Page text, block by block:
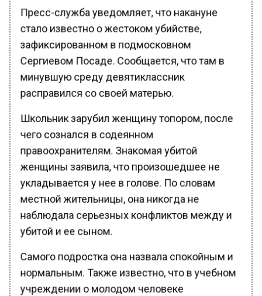
Пресс-служба уведомляет, что накануне
стало известно о жестоком убийстве,
зафиксированном в подмосковном
Сергиевом Посаде. Сообщается, что там в
минувшую среду девятиклассник
расправился со своей матерью.
Школьник зарубил женщину топором, после
чего сознался в содеянном
правоохранителям. Знакомая убитой
женщины заявила, что произошедшее не
укладывается у нее в голове. По словам
местной жительницы, она никогда не
наблюдала серьезных конфликтов между и
убитой и ее сыном.
Самого подростка она назвала спокойным и
нормальным. Также известно, что в учебном
учреждении о молодом человеке